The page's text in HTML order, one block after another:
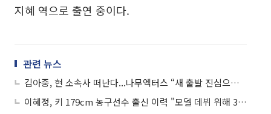
지혜 역으로 출연 중이다.
관련 뉴스
김아중, 현 소속사 떠난다...나무엑터스 “새 출발 진심으로 응원”
이혜정, 키 179cm 농구선수 출신 이력 "모델 데뷔 위해 30kg 감량"